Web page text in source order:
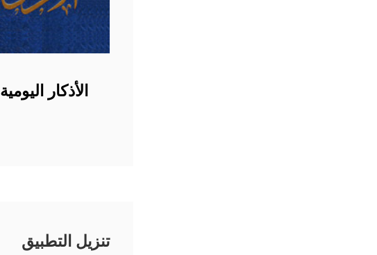
الأذكار اليومية
تنزيل التطبيق